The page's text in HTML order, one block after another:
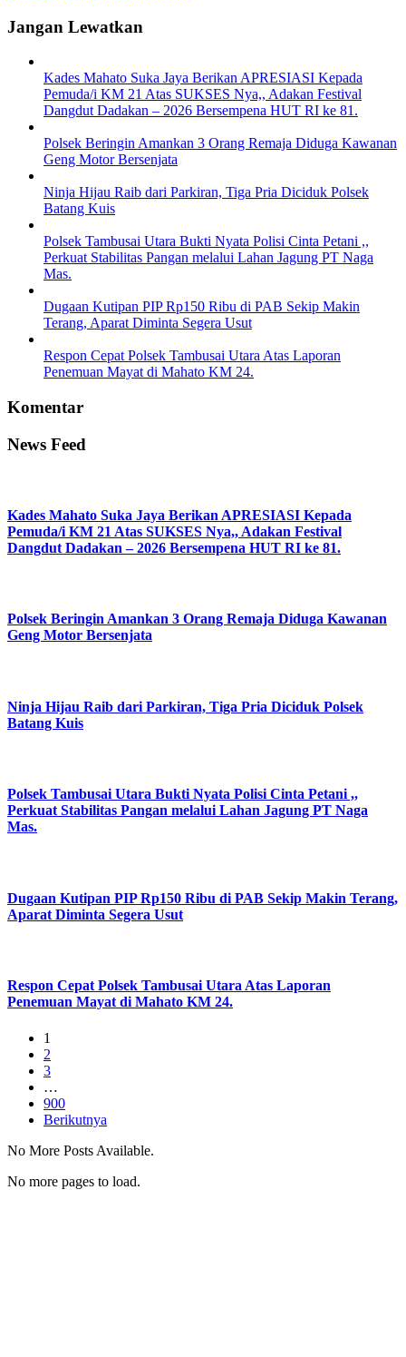
Jangan Lewatkan
Kades Mahato Suka Jaya Berikan APRESIASI Kepada
Pemuda/i KM 21 Atas SUKSES Nya,, Adakan Festival
Dangdut Dadakan – 2026 Bersempena HUT RI ke 81.
Polsek Beringin Amankan 3 Orang Remaja Diduga Kawanan
Geng Motor Bersenjata
Ninja Hijau Raib dari Parkiran, Tiga Pria Diciduk Polsek
Batang Kuis
Polsek Tambusai Utara Bukti Nyata Polisi Cinta Petani ,,
Perkuat Stabilitas Pangan melalui Lahan Jagung PT Naga
Mas.
Dugaan Kutipan PIP Rp150 Ribu di PAB Sekip Makin
Terang, Aparat Diminta Segera Usut
Respon Cepat Polsek Tambusai Utara Atas Laporan
Penemuan Mayat di Mahato KM 24.
Komentar
News Feed
Kades Mahato Suka Jaya Berikan APRESIASI Kepada
Pemuda/i KM 21 Atas SUKSES Nya,, Adakan Festival
Dangdut Dadakan – 2026 Bersempena HUT RI ke 81.
Polsek Beringin Amankan 3 Orang Remaja Diduga Kawanan
Geng Motor Bersenjata
Ninja Hijau Raib dari Parkiran, Tiga Pria Diciduk Polsek
Batang Kuis
Polsek Tambusai Utara Bukti Nyata Polisi Cinta Petani ,,
Perkuat Stabilitas Pangan melalui Lahan Jagung PT Naga
Mas.
Dugaan Kutipan PIP Rp150 Ribu di PAB Sekip Makin Terang,
Aparat Diminta Segera Usut
Respon Cepat Polsek Tambusai Utara Atas Laporan
Penemuan Mayat di Mahato KM 24.
1
2
3
…
900
Berikutnya
No More Posts Available.
No more pages to load.